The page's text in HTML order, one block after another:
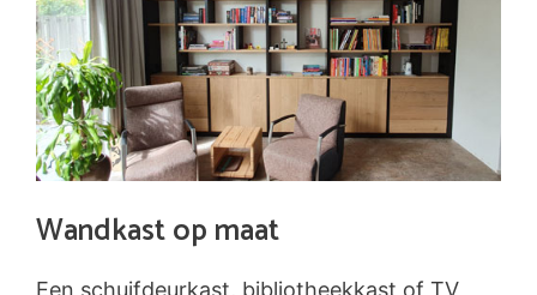
Wandkast op maat
Een schuifdeurkast, bibliotheekkast of TV